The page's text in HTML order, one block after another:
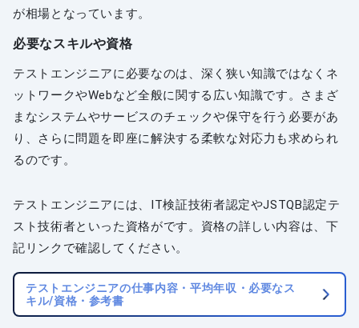
が相場となっています。
必要なスキルや資格
テストエンジニアに必要なのは、深く狭い知識ではなくネ
ットワークやWebなど全般に関する広い知識です。さまざ
まなシステムやサービスのチェックや保守を行う必要があ
り、さらに問題を即座に解決する柔軟な対応力も求められ
るのです。
テストエンジニアには、IT検証技術者認定やJSTQB認定テ
スト技術者といった資格がです。資格の詳しい内容は、下
記リンクで確認してください。
テストエンジニアの仕事内容・平均年収・必要なス
キル/資格・参考書